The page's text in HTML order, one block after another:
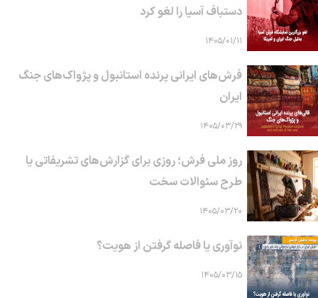
دستباف آسیا را لغو کرد
۱۴۰۵/۰۱/۱۱
فرش‌های ایرانی پرنده استانبول و پژواک‌های جنگ
ایران
۱۴۰۵/۰۳/۲۹
روز ملی فرش؛ روزی برای گزارش‌های تشریفاتی یا
طرح سئوالات سخت
۱۴۰۵/۰۳/۲۰
نوآوری یا فاصله گرفتن از هویت؟
۱۴۰۵/۰۳/۱۵